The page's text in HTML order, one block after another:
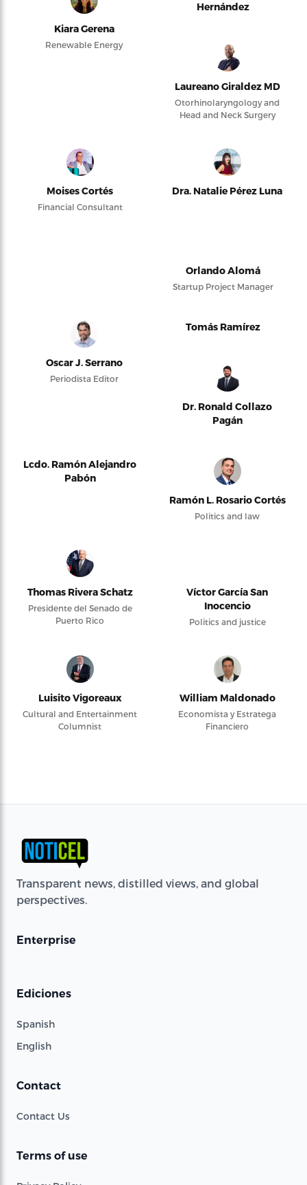
Kiara Gerena
Renewable Energy
Hernández
Laureano Giraldez MD
Otorhinolaryngology and
Head and Neck Surgery
Moises Cortés
Financial Consultant
Dra. Natalie Pérez Luna
Orlando Alomá
Startup Project Manager
Oscar J. Serrano
Periodista Editor
Tomás Ramírez
Dr. Ronald Collazo
Pagán
Lcdo. Ramón Alejandro
Pabón
Ramón L. Rosario Cortés
Politics and law
Thomas Rivera Schatz
Presidente del Senado de
Puerto Rico
Víctor García San
Inocencio
Politics and justice
Luisito Vigoreaux
Cultural and Entertainment
Columnist
William Maldonado
Economista y Estratega
Financiero
Transparent news, distilled views, and global
perspectives.
Enterprise
Ediciones
Spanish
English
Contact
Contact Us
Terms of use